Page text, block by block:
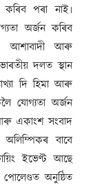
পৰা নাই৷
অৰ্জন কৰিব
আশাবাদী আৰু
দলত স্থান
দি হিমা আৰু
যোগ্যতা অৰ্জন
আৰু একাংশ সংবাদ
অলিম্পিকৰ বাবে
ইভেণ্ট আছে
অনুষ্ঠিত